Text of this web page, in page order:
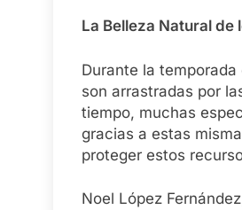
La Belleza Natural de
Durante la
son arrastradas por
tiempo, muchas
gracias a estas
proteger estos
Noel López